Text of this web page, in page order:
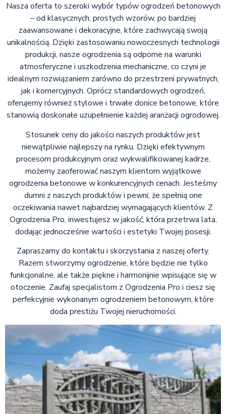
Nasza oferta to szeroki wybór typów ogrodzeń betonowych
– od klasycznych, prostych wzorów, po bardziej
zaawansowane i dekoracyjne, które zachwycają swoją
unikalnością. Dzięki zastosowaniu nowoczesnych technologii
produkcji, nasze ogrodzenia są odporne na warunki
atmosferyczne i uszkodzenia mechaniczne, co czyni je
idealnym rozwiązaniem zarówno do przestrzeni prywatnych,
jak i komercyjnych. Oprócz standardowych ogrodzeń,
oferujemy również stylowe i trwałe donice betonowe, które
stanowią doskonałe uzupełnienie każdej aranżacji ogrodowej.
Stosunek ceny do jakości naszych produktów jest
niewątpliwie najlepszy na rynku. Dzięki efektywnym
procesom produkcyjnym oraz wykwalifikowanej kadrze,
możemy zaoferować naszym klientom wyjątkowe
ogrodzenia betonowe w konkurencyjnych cenach. Jesteśmy
dumni z naszych produktów i pewni, że spełnią one
oczekiwania nawet najbardziej wymagających klientów. Z
Ogrodzenia Pro, inwestujesz w jakość, która przetrwa lata,
dodając jednocześnie wartości i estetyki Twojej posesji.
Zapraszamy do kontaktu i skorzystania z naszej oferty.
Razem stworzymy ogrodzenie, które będzie nie tylko
funkcjonalne, ale także piękne i harmonijnie wpisujące się w
otoczenie. Zaufaj specjalistom z Ogrodzenia Pro i ciesz się
perfekcyjnie wykonanym ogrodzeniem betonowym, które
doda prestiżu Twojej nieruchomości.